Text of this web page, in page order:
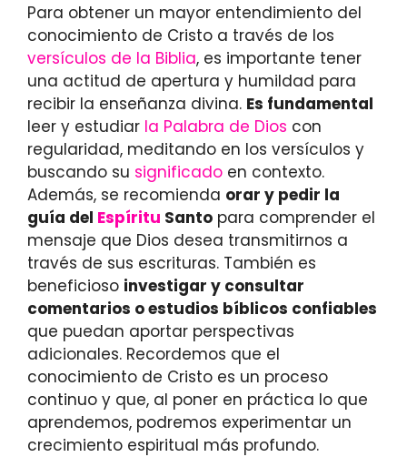
Para obtener un mayor entendimiento del
conocimiento de Cristo a través de los
versículos de la Biblia, es importante tener
una actitud de apertura y humildad para
recibir la enseñanza divina. Es fundamental
leer y estudiar la Palabra de Dios con
regularidad, meditando en los versículos y
buscando su significado en contexto.
Además, se recomienda orar y pedir la
guía del Espíritu Santo para comprender el
mensaje que Dios desea transmitirnos a
través de sus escrituras. También es
beneficioso investigar y consultar
comentarios o estudios bíblicos confiables
que puedan aportar perspectivas
adicionales. Recordemos que el
conocimiento de Cristo es un proceso
continuo y que, al poner en práctica lo que
aprendemos, podremos experimentar un
crecimiento espiritual más profundo.